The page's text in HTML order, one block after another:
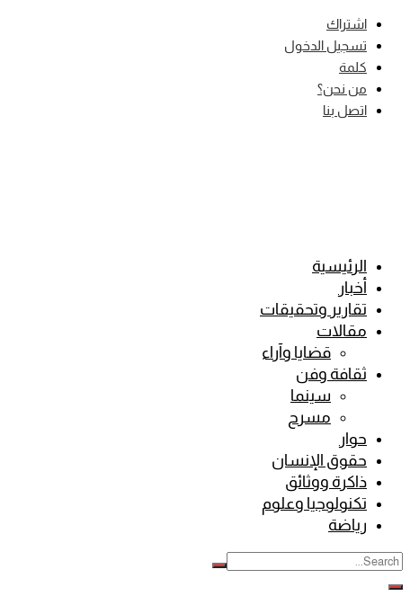
Skip
content
اشتراك
تسجيل الدخول
كلمة
من نحن؟
اتصل بنا
الرئيسية
أخبار
تقارير وتحقيقات
مقالات
قضايا وآراء
ثقافة وفن
سينما
مسرح
حوار
حقوق الإنسان
ذاكرة ووثائق
تكنولوجيا وعلوم
رياضة